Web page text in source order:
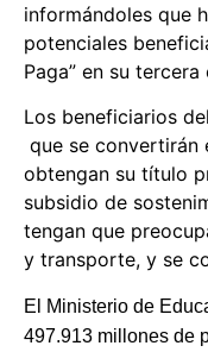
informándoles que
potenciales
Paga” en su tercera
Los beneficiarios
que se convertirán
obtengan su título
subsidio de
tengan que
y transporte, y se
El Ministerio de
497.913 millones de